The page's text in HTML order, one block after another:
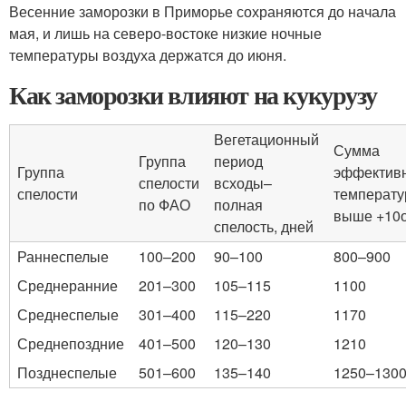
Весенние заморозки в Приморье сохраняются до начала
мая, и лишь на северо-востоке низкие ночные
температуры воздуха держатся до июня.
Как заморозки влияют на кукурузу
Группа
спелости
Группа
спелости
по ФАО
Вегетационный
период
всходы–
полная
спелость, дней
Сумма
выше +10
Раннеспелые
100–200 90–100
800–900
Среднеранние
201–300 105–115
1100
Среднеспелые
301–400 115–220
1170
Среднепоздние
401–500 120–130
1210
Позднеспелые
501–600 135–140 1250–1300